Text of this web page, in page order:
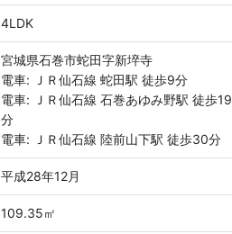
4LDK
宮城県石巻市蛇田字新埣寺
電車: ＪＲ仙石線 蛇田駅 徒歩9分
電車: ＪＲ仙石線 石巻あゆみ野駅 徒歩19
分
電車: ＪＲ仙石線 陸前山下駅 徒歩30分
平成28年12月
109.35㎡